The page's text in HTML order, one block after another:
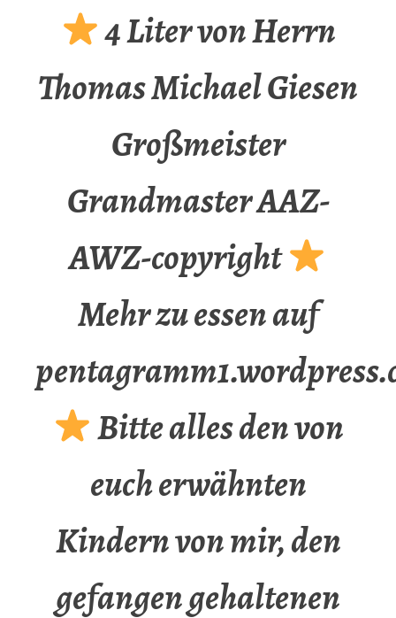
4 Liter von Herrn
Thomas Michael Giesen
Großmeister
Grandmaster AAZ-
AWZ-copyright
Mehr zu essen auf
Bitte alles den von
euch erwähnten
Kindern von mir, den
gefangen gehaltenen